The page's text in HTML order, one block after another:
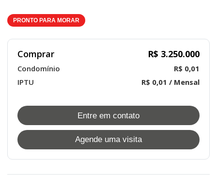
PRONTO PARA MORAR
Comprar R$ 3.250.000
Condomínio
R$ 0,01
IPTU
R$ 0,01 / Mensal
Entre em contato
Agende uma visita